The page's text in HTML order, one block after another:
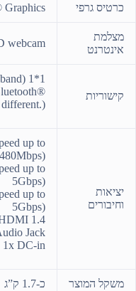
כרטיס גרפי Graphics
מצלמת
אינטרנט
webcam
קישוריות
1*1
יציאות
וחיבורים
up to
480Mbps)
up to
5Gbps)
up to
5Gbps)
1.4
Jack
1x DC-in
משקל המוצר כ-1.7 ק”ג